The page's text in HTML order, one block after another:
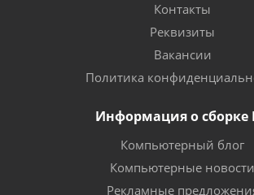
Контакты
Реквизиты
Вакансии
Политика
Информация о сборке
Компьютерный блог
Компьютерные новости
Рекламные